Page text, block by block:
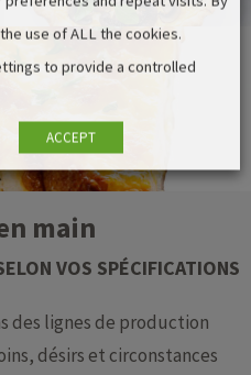
main
VOS SPÉCIFICATIONS
des lignes de production
désirs et circonstances
use of ALL the cookies.
to provide a controlled
ACCEPT